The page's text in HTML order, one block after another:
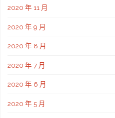
2020 年 11 月
2020 年 9 月
2020 年 8 月
2020 年 7 月
2020 年 6 月
2020 年 5 月